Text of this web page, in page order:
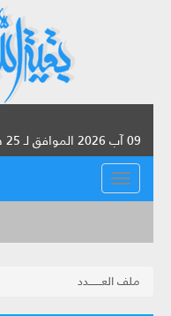
09 آب 2026 الموافق لـ 25 صفر 1448
القائمة
ملف العـــــــدد